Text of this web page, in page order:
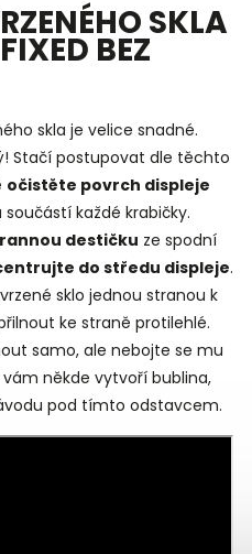
SKLA
BEZ
skla je velice snadné.
Stačí postupovat dle těchto
očistěte povrch displeje
každé krabičky.
destičku ze spodní
do středu displeje.
sklo jednou stranou k
ke straně protilehlé.
samo, ale nebojte se mu
někde vytvoří bublina,
pod tímto odstavcem.